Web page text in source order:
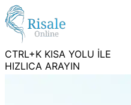
CTRL+K KISA YOLU İLE
HIZLICA ARAYIN